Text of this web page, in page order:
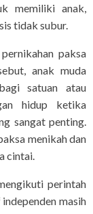
memiliki anak,
tidak subur.
paksa
anak muda
satuan atau
hidup ketika
sangat penting.
menikah dan
cintai.
perintah
masih